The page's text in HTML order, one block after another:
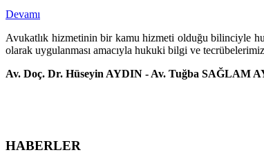
Devamı
Avukatlık hizmetinin bir kamu hizmeti olduğu bilinciyle
olarak uygulanması amacıyla hukuki bilgi ve
Av. Doç. Dr. Hüseyin AYDIN - Av. Tuğba SAĞLAM
HABERLER